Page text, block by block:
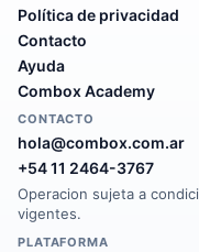
Política de privacidad
Contacto
Ayuda
Combox Academy
CONTACTO
hola@combox.com.ar
+54 11 2464-3767
Operacion sujeta a
vigentes.
PLATAFORMA